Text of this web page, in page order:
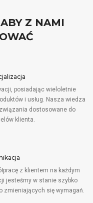
Z NAMI
posiadając wieloletnie
i usług. Nasza wiedza
dostosowane do
klienta.
z klientem na każdym
jesteśmy w stanie szybko
zmieniających się wymagań.